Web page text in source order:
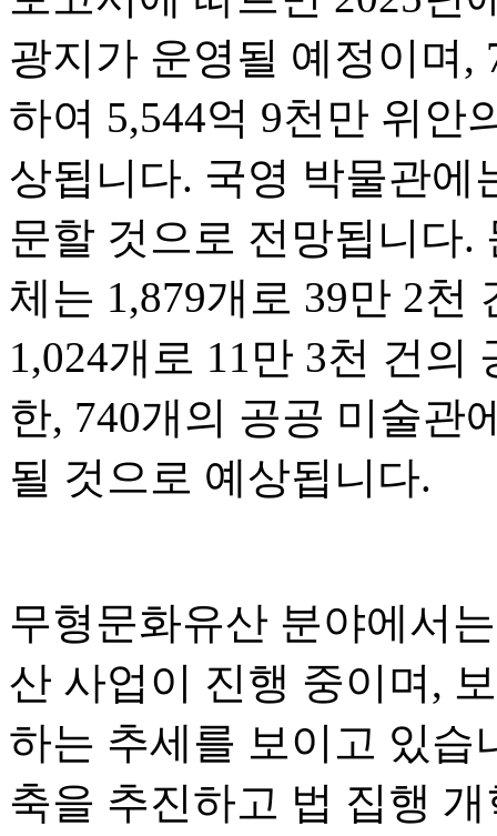
광지가 운영될 예정이며,
하여 5,544억 9천만 위안
상됩니다. 국영 박물관에
문할 것으로 전망됩니다.
체는 1,879개로 39만 2천
1,024개로 11만 3천 건
한, 740개의 공공 미술관
될 것으로 예상됩니다.
무형문화유산 분야에서
산 사업이 진행 중이며,
하는 추세를 보이고 있습
축을 추진하고 법 집행